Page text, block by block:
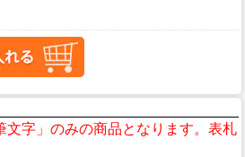
字」のみの商品となります。表札